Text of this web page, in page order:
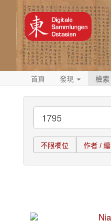
首頁 發現 檢索
不限欄位 作者 /